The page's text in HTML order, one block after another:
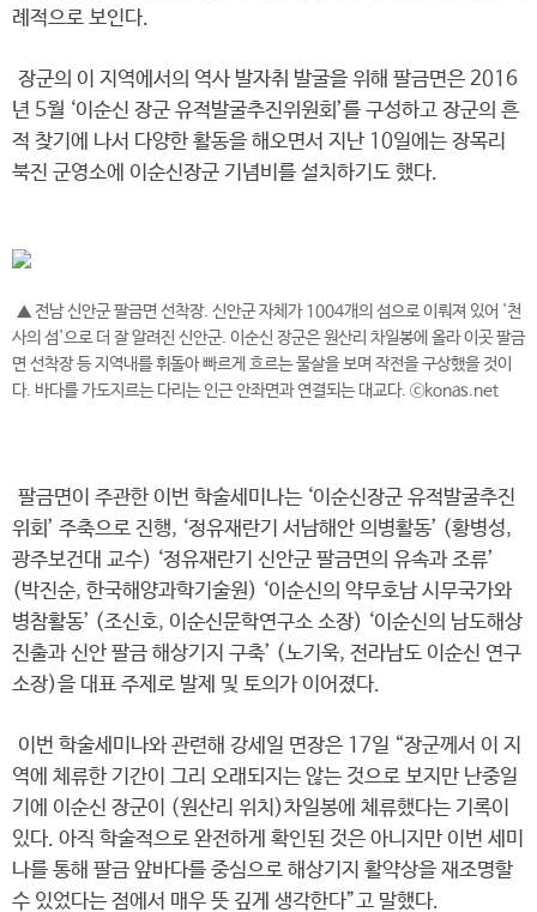
례적으로 보인다.
장군의 이 지역에서의 역사 발자취 발굴을 위해 팔금면은 2016
년 5월 ‘이순신 장군 유적발굴추진위원회’를 구성하고 장군의 흔
적 찾기에 나서 다양한 활동을 해오면서 지난 10일에는 장목리
북진 군영소에 이순신장군 기념비를 설치하기도 했다.
▲ 전남 신안군 팔금면 선착장. 신안군 자체가 1004개의 섬으로 이뤄져 있어 '천
사의 섬'으로 더 잘 알려진 신안군. 이순신 장군은 원산리 차일봉에 올라 이곳 팔금
면 선착장 등 지역내를 휘돌아 빠르게 흐르는 물살을 보며 작전을 구상했을 것이
다. 바다를 가도지르는 다리는 인근 안좌면과 연결되는 대교다. ⓒkonas.net
팔금면이 주관한 이번 학술세미나는 ‘이순신장군 유적발굴추진
위회’ 주축으로 진행, ‘정유재란기 서남해안 의병활동’ (황병성,
광주보건대 교수) ‘정유재란기 신안군 팔금면의 유속과 조류’
(박진순, 한국해양과학기술원) ‘이순신의 약무호남 시무국가와
병참활동’ (조신호, 이순신문학연구소 소장) ‘이순신의 남도해상
진출과 신안 팔금 해상기지 구축’ (노기욱, 전라남도 이순신 연구
소장)을 대표 주제로 발제 및 토의가 이어졌다.
이번 학술세미나와 관련해 강세일 면장은 17일 “장군께서 이 지
역에 체류한 기간이 그리 오래되지는 않는 것으로 보지만 난중일
기에 이순신 장군이 (원산리 위치)차일봉에 체류했다는 기록이
있다. 아직 학술적으로 완전하게 확인된 것은 아니지만 이번 세미
나를 통해 팔금 앞바다를 중심으로 해상기지 활약상을 재조명할
수 있었다는 점에서 매우 뜻 깊게 생각한다”고 말했다.